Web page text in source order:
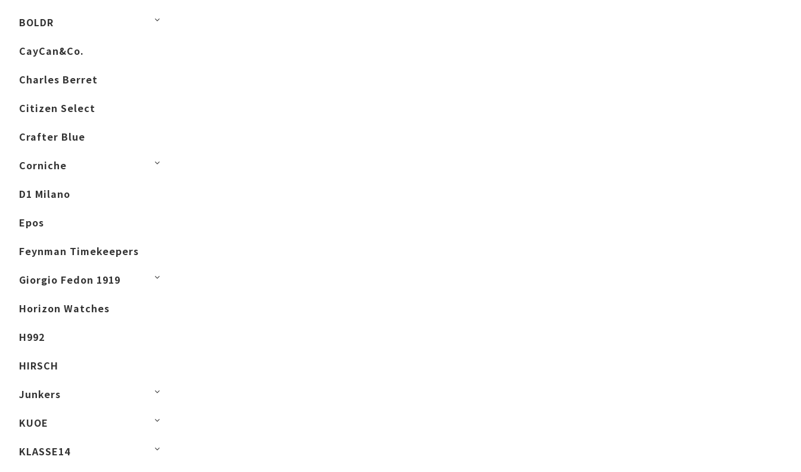
BOLDR
CayCan&Co.
Charles Berret
Citizen Select
Crafter Blue
Corniche
D1 Milano
Epos
Feynman Timekeepers
Giorgio Fedon 1919
Horizon Watches
H992
HIRSCH
Junkers
KUOE
KLASSE14